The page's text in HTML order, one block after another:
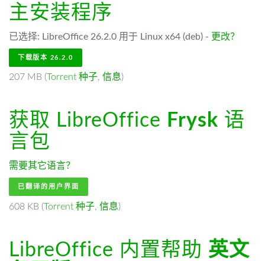
主安装程序
已选择: LibreOffice 26.2.0 用于 Linux x64 (deb) - 更改？
下载版本 26.2.0
207 MB (Torrent 种子, 信息)
获取 LibreOffice Frysk 语
言包
需要其它语言？
已翻译的用户界面
608 KB (Torrent 种子, 信息)
LibreOffice 内置帮助 英文